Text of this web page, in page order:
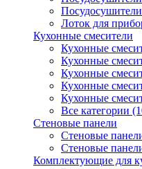
Лоток для
Кухонные смесители
Кухонные
Кухонные
Кухонные
Кухонные
Кухонные
Все категории
Стеновые панели
Стеновые
Стеновые
Комплектующие для